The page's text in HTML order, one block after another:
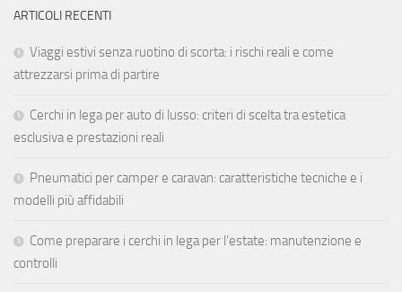
ARTICOLI RECENTI
Viaggi estivi senza ruotino di scorta: i rischi reali e come
attrezzarsi prima di partire
Cerchi in lega per auto di lusso: criteri di scelta tra estetica
esclusiva e prestazioni reali
Pneumatici per camper e caravan: caratteristiche tecniche e i
modelli più affidabili
Come preparare i cerchi in lega per l’estate: manutenzione e
controlli